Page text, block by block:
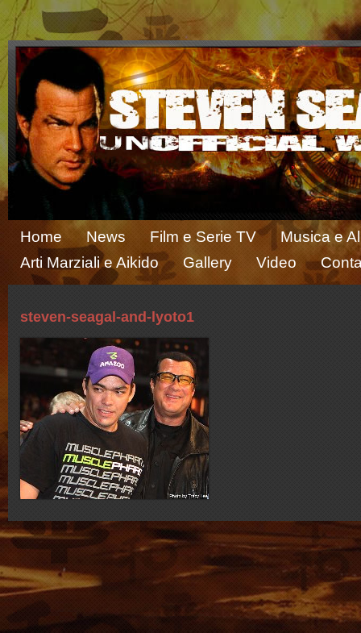
Home News Film e Serie TV
Musica e
Arti Marziali e Aikido
Gallery Video
steven-seagal-and-lyoto1